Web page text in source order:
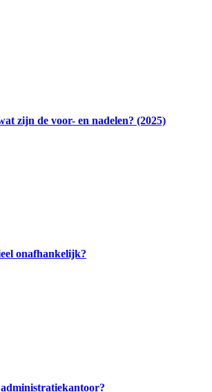
zijn de voor- en nadelen? (2025)
onafhankelijk?